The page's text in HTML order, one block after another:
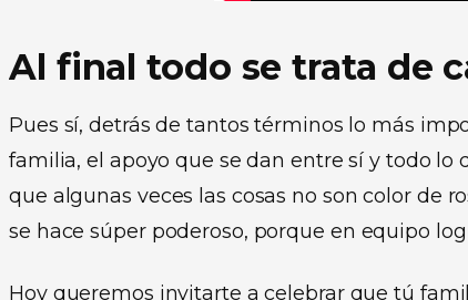
Al final todo se trata de
Pues sí, detrás de tantos términos lo más
familia, el apoyo que se dan entre sí y todo lo
que algunas veces las cosas no son color de
se hace súper poderoso, porque en equipo
Hoy queremos invitarte a celebrar que tú